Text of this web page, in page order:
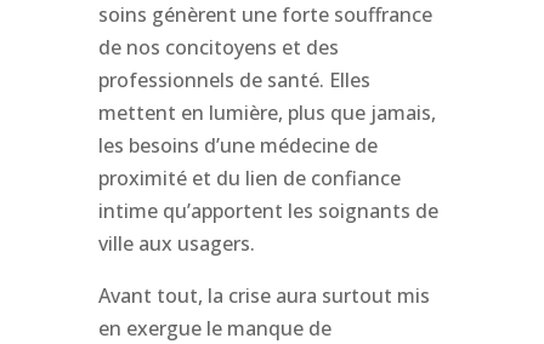
soins génèrent une forte souffrance
de nos concitoyens et des
professionnels de santé. Elles
mettent en lumière, plus que jamais,
les besoins d’une médecine de
proximité et du lien de confiance
intime qu’apportent les soignants de
ville aux usagers.
Avant tout, la crise aura surtout mis
en exergue le manque de